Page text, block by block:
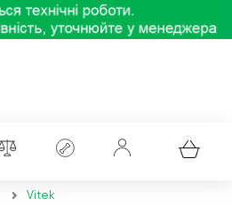
Vitek